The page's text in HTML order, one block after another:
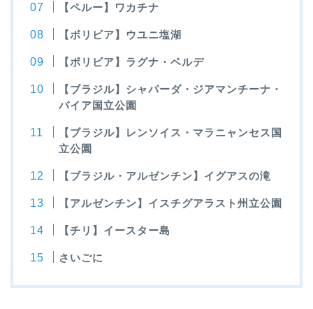
【ペルー】ワカチナ
【ボリビア】ウユニ塩湖
【ボリビア】ラグナ・ベルデ
【ブラジル】シャパーダ・ジアマンチーナ・
バイア国立公園
【ブラジル】レンソイス・マラニャンセス国
立公園
【ブラジル・アルゼンチン】イグアスの滝
【アルゼンチン】イスチグアラスト州立公園
【チリ】イースター島
さいごに